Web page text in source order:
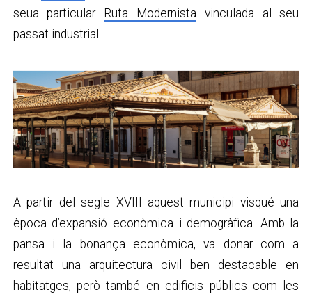
seua particular Ruta Modernista vinculada al seu
passat industrial.
A partir del segle XVIII aquest municipi visqué una
època d’expansió econòmica i demogràfica. Amb la
pansa i la bonança econòmica, va donar com a
resultat una arquitectura civil ben destacable en
habitatges, però també en edificis públics com les